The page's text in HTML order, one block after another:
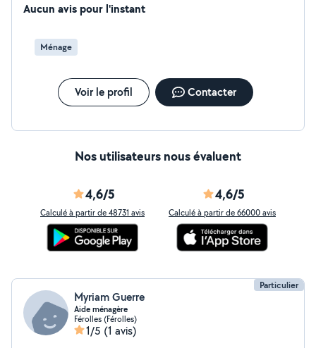
une aide utile et de confiance aux personnes qui en ont
Aucun avis pour l'instant
Ménage
Voir le profil Contacter
Nos utilisateurs nous évaluent
4,6/5
Calculé à partir de 48731 avis
4,6/5
Calculé à partir de 66000 avis
Particulier
Myriam Guerre
Aide ménagère
Férolles (Férolles)
1/5 (1 avis)